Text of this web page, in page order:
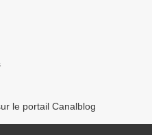
le portail Canalblog